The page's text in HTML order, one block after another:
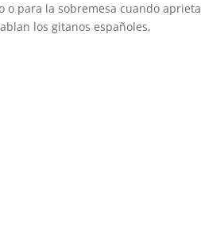
o para la sobremesa cuando aprieta
los gitanos españoles,